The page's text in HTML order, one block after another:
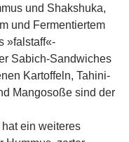
und Shakshuka,
und Fermentiertem
»falstaff«-
Sabich-Sandwiches
Kartoffeln, Tahini-
Mangosoße sind der
ein weiteres